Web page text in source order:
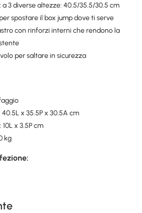
a 3 diverse altezze: 40.5/35.5/30.5 cm
spostare il box jump dove ti serve
con rinforzi interni che rendono la
per saltare in sicurezza
x 35.5P x 30.5A cm
x 3.5P cm
kg